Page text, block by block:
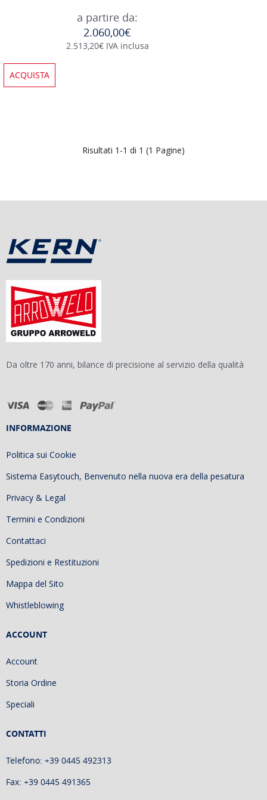
a partire da:
2.060,00€
2.513,20€ IVA inclusa
ACQUISTA
Risultati 1-1 di 1 (1 Pagine)
Da oltre 170 anni, bilance di precisione al servizio della qualità
INFORMAZIONE
Politica sui Cookie
Sistema Easytouch, Benvenuto nella nuova era della pesatura
Privacy & Legal
Termini e Condizioni
Contattaci
Spedizioni e Restituzioni
Mappa del Sito
Whistleblowing
ACCOUNT
Account
Storia Ordine
Speciali
CONTATTI
Telefono: +39 0445 492313
Fax: +39 0445 491365